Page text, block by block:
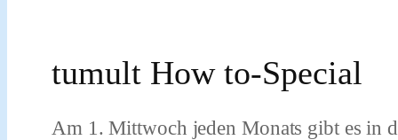
tumult How to-Special
Am 1. Mittwoch jeden Monats gibt es in